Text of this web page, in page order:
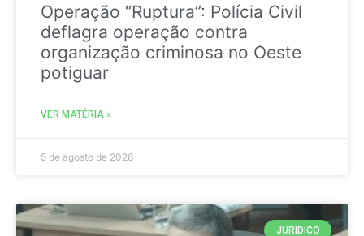
Operação “Ruptura”: Polícia Civil
deflagra operação contra
organização criminosa no Oeste
potiguar
VER MATÉRIA »
5 de agosto de 2026
JURIDICO